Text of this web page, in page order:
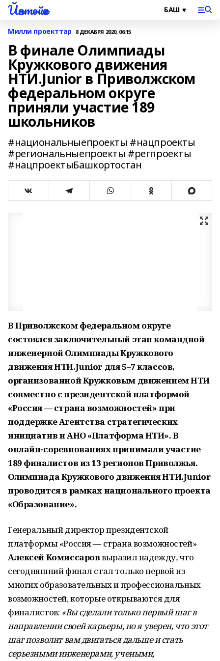
Йәнтөйәк
Милли проекттар 8 ДЕКАБРЯ 2020, 06:15
В финале Олимпиады
Кружкового движения
НТИ.Junior в Приволжском
федеральном округе
приняли участие 189
школьников
#национальныепроекты #нацпроекты
#региональныепроекты #регпроекты
#нацпроектыБашкортостан
В Приволжском федеральном округе
состоялся заключительный этап командной
инженерной Олимпиады Кружкового
движения НТИ.Junior для 5–7 классов,
организованной Кружковым движением НТИ
совместно с президентской платформой
«Россия — страна возможностей» при
поддержке Агентства стратегических
инициатив и АНО «Платформа НТИ». В
онлайн-соревнованиях принимали участие
189 финалистов из 13 регионов Приволжья.
Олимпиада Кружкового движения НТИ.Junior
проводится в рамках национального проекта
«Образование».
Генеральный директор президентской
платформы «Россия — страна возможностей»
Алексей Комиссароввыразил надежду,что
сегодняшний финал стал только первой из
многих образовательных и профессиональных
возможностей, которые открываются для
финалистов: «Вы сделали только первый шаг в
направлении своей карьеры, но я уверен, что этот
шаг позволит вам двигаться дальше и стать
серьезными инженерами, учеными,